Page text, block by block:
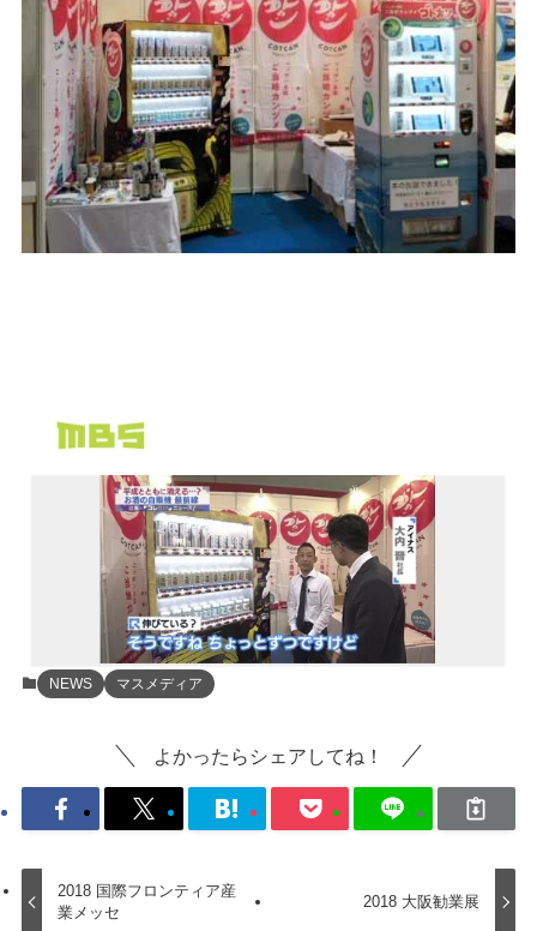
NEWS マスメディア
よかったらシェアしてね！
2018 国際フロンティア産
業メッセ
2018 大阪勧業展